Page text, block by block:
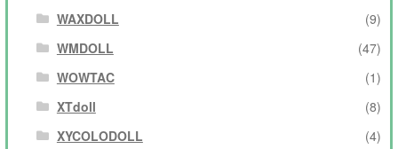
WAXDOLL
(9)
WMDOLL
(47)
WOWTAC
(1)
XTdoll
(8)
XYCOLODOLL
(4)